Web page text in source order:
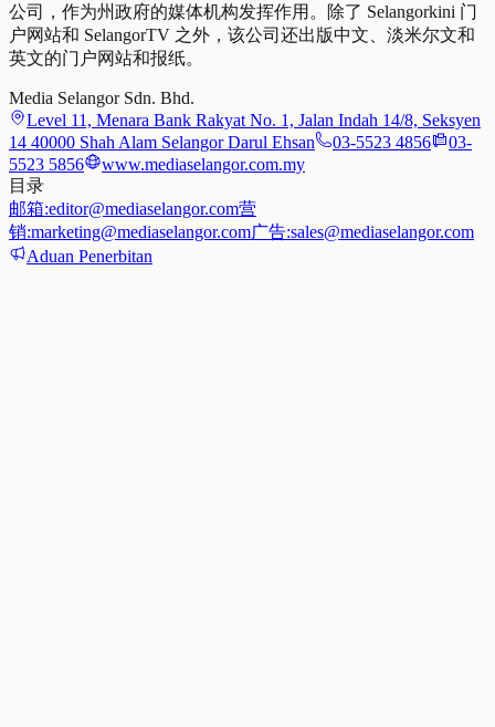
公司，作为州政府的媒体机构发挥作用。除了 Selangorkini 门
户网站和 SelangorTV 之外，该公司还出版中文、淡米尔文和
英文的门户网站和报纸。
Media Selangor Sdn. Bhd.
Level 11, Menara Bank Rakyat No. 1, Jalan Indah 14/8, Seksyen
14 40000 Shah Alam Selangor Darul Ehsan
03-5523 4856
03-
5523 5856
www.mediaselangor.com.my
目录
邮箱:editor@mediaselangor.com营
销:marketing@mediaselangor.com广告:sales@mediaselangor.com
Aduan Penerbitan